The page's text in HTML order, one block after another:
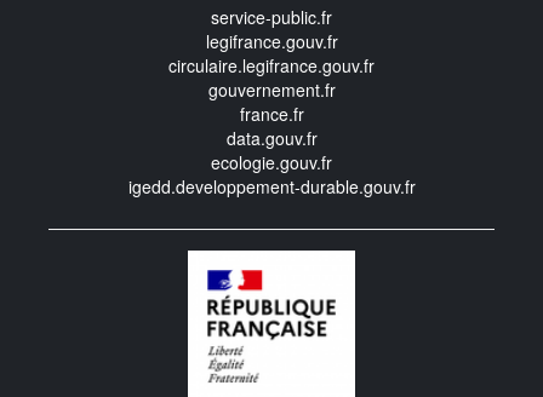
service-public.fr
legifrance.gouv.fr
circulaire.legifrance.gouv.fr
gouvernement.fr
france.fr
data.gouv.fr
ecologie.gouv.fr
igedd.developpement-durable.gouv.fr